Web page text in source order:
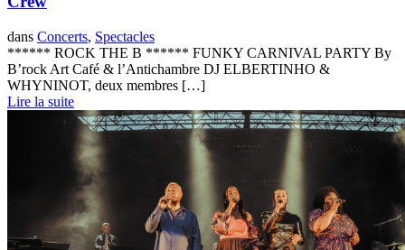
dans Concerts, Spectacles
****** ROCK THE B ****** FUNKY CARNIVAL PARTY By
B’rock Art Café & l’Antichambre DJ ELBERTINHO &
WHYNINOT, deux membres […]
Lire la suite